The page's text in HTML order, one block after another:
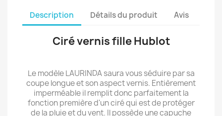
Description Détails du produit Avis
Ciré vernis fille Hublot
Le modèle LAURINDA saura vous séduire par sa
coupe longue et son aspect vernis. Entièrement
imperméable il remplit donc parfaitement la
fonction première d'un ciré qui est de protéger
de la pluie et du vent. Il possède une capuche